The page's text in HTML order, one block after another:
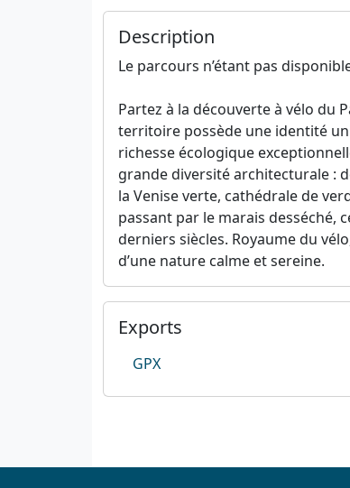
Description
Le parcours n’étant pas
Partez à la découverte à vélo du
territoire possède une identité
richesse écologique
grande diversité architecturale :
la Venise verte, cathédrale de
passant par le marais desséché,
derniers siècles. Royaume du
d’une nature calme et sereine.
Exports
GPX